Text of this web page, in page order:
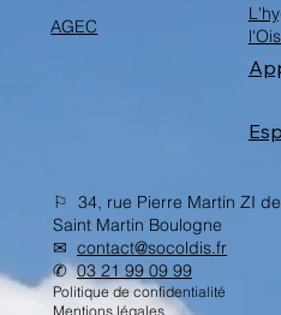
AGEC
⚐ 34, rue Pierre Martin ZI
Saint Martin Boulogne
✉︎ contact@socoldis.fr
✆03 21 99 09 99
Politique de confidentialité
Mentions légales